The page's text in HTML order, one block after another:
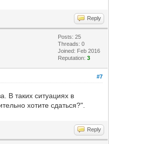
Reply
Posts: 25
Threads: 0
Joined: Feb 2016
Reputation:3
#7
В таких ситуациях в
хотите сдаться?".
Reply